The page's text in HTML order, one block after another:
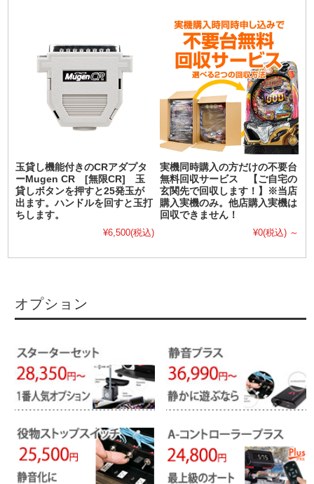
玉貸し機能付きのCRアダプタ
ーMugen CR [無限CR] 玉
貸しボタンを押すと25発玉が
出ます。ハンドルを回すと玉打
ちします。
¥6,500(税込)
実機同時購入の方だけの不要台
無料回収サービス 【ご自宅の
玄関先で回収します！】※当店
購入実機のみ。他店購入実機は
回収できません！
¥0(税込) ～
オプション